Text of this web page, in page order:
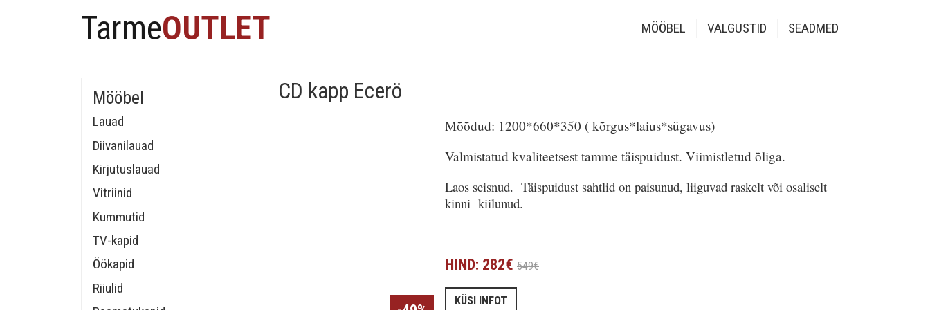
TarmeOUTLET MÖÖBEL VALGUSTID SEADMED
Mööbel
Lauad
Diivanilauad
Kirjutuslauad
Vitriinid
Kummutid
TV-kapid
Öökapid
Riiulid
CD kapp Ecerö
Mõõdud: 1200*660*350 ( kõrgus*laius*sügavus)
Valmistatud kvaliteetsest tamme täispuidust. Viimistletud õliga.
Laos seisnud. Täispuidust sahtlid on paisunud, liiguvad raskelt või osaliselt
kinni kiilunud.
HIND: 282€ 549€
KÜSI INFOT